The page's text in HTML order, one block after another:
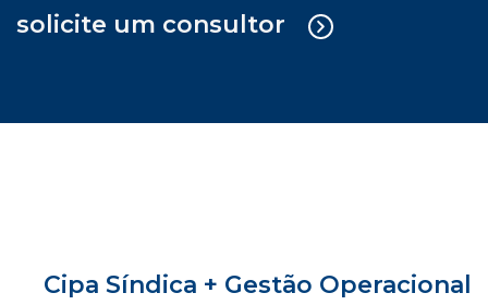
solicite um consultor
Cipa Síndica + Gestão Operacional